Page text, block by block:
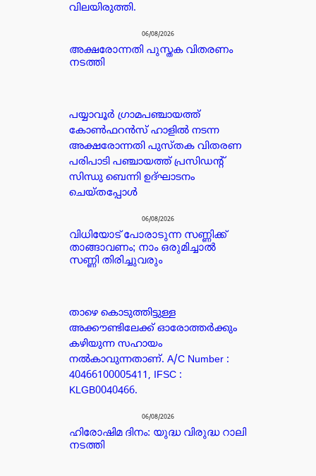
വിലയിരുത്തി.
06/08/2026
അക്ഷരോന്നതി പുസ്തക വിതരണം
നടത്തി
പയ്യാവൂർ ഗ്രാമപഞ്ചായത്ത്
കോൺഫറൻസ് ഹാളിൽ നടന്ന
അക്ഷരോന്നതി പുസ്തക വിതരണ
പരിപാടി പഞ്ചായത്ത് പ്രസിഡൻ്റ്
സിന്ധു ബെന്നി ഉദ്ഘാടനം
ചെയ്തപ്പോൾ
06/08/2026
വിധിയോട് പോരാടുന്ന സണ്ണിക്ക്
താങ്ങാവണം; നാം ഒരുമിച്ചാൽ
സണ്ണി തിരിച്ചുവരും
താഴെ കൊടുത്തിട്ടുള്ള
അക്കൗണ്ടിലേക്ക് ഓരോത്തർക്കും
കഴിയുന്ന സഹായം
നൽകാവുന്നതാണ്. A/C Number :
40466100005411, IFSC :
KLGB0040466.
06/08/2026
ഹിരോഷിമ ദിനം: യുദ്ധ വിരുദ്ധ റാലി
നടത്തി